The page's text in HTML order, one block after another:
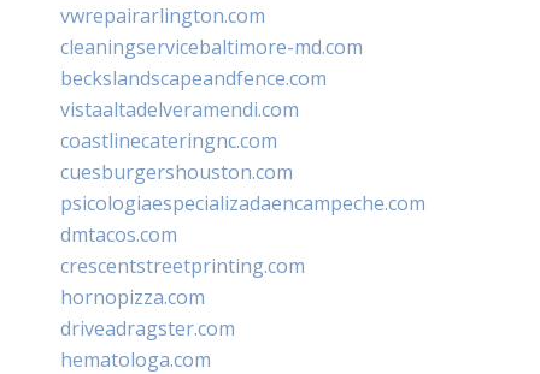
vwrepairarlington.com
cleaningservicebaltimore-md.com
beckslandscapeandfence.com
vistaaltadelveramendi.com
coastlinecateringnc.com
cuesburgershouston.com
psicologiaespecializadaencampeche.com
dmtacos.com
crescentstreetprinting.com
hornopizza.com
driveadragster.com
hematologa.com